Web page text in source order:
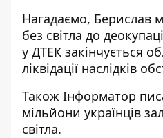
Нагадаємо, Берислав
без світла до
у ДТЕК закінчується
ліквідації наслідків
Також Інформатор
мільйони українців
світла.